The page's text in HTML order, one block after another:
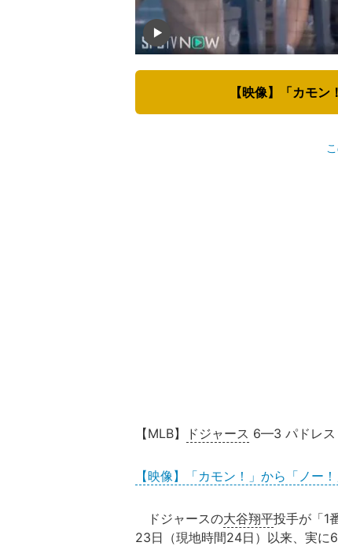
【映像】「カモ
【MLB】 ドジャース 6—3 パドレス
【映像】「カモン！」から「ノー
ドジャースの大谷翔平投手が「1
23日（現地時間24日）以来、実に